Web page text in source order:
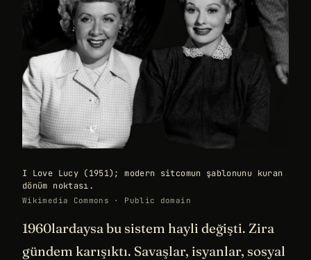
I Love Lucy (1951); modern sitcomun şablonunu kuran
dönüm noktası.
Wikimedia Commons · Public domain
1960lardaysa bu sistem hayli değişti. Zira
gündem karışıktı. Savaşlar, isyanlar, sosyal